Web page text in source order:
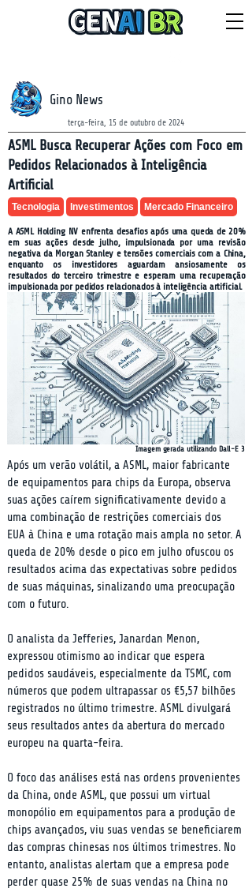
Gino News
terça-feira, 15 de outubro de 2024
ASML Busca Recuperar Ações com Foco em
Pedidos Relacionados à Inteligência
Artificial
Tecnologia Investimentos Mercado Financeiro
A ASML Holding NV enfrenta desafios após uma queda de 20%
em suas ações desde julho, impulsionada por uma revisão
negativa da Morgan Stanley e tensões comerciais com a China,
enquanto os investidores aguardam ansiosamente os
resultados do terceiro trimestre e esperam uma recuperação
impulsionada por pedidos relacionados à inteligência artificial.
Imagem gerada utilizando Dall-E 3
Após um verão volátil, a ASML, maior fabricante
de equipamentos para chips da Europa, observa
suas ações caírem significativamente devido a
uma combinação de restrições comerciais dos
EUA à China e uma rotação mais ampla no setor. A
queda de 20% desde o pico em julho ofuscou os
resultados acima das expectativas sobre pedidos
de suas máquinas, sinalizando uma preocupação
com o futuro.
O analista da Jefferies, Janardan Menon,
expressou otimismo ao indicar que espera
pedidos saudáveis, especialmente da TSMC, com
números que podem ultrapassar os €5,57 bilhões
registrados no último trimestre. ASML divulgará
seus resultados antes da abertura do mercado
europeu na quarta-feira.
O foco das análises está nas ordens provenientes
da China, onde ASML, que possui um virtual
monopólio em equipamentos para a produção de
chips avançados, viu suas vendas se beneficiarem
das compras chinesas nos últimos trimestres. No
entanto, analistas alertam que a empresa pode
perder quase 25% de suas vendas na China no